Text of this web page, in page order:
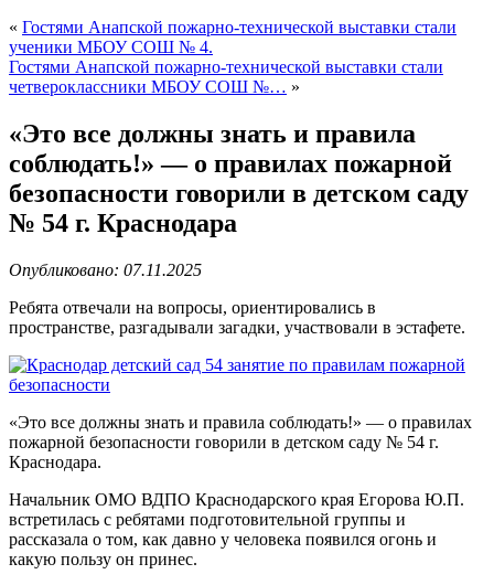
« Гостями Анапской пожарно-технической выставки стали
ученики МБОУ СОШ № 4.
Гостями Анапской пожарно-технической выставки стали
четвероклассники МБОУ СОШ №… »
«Это все должны знать и правила
соблюдать!» — о правилах пожарной
безопасности говорили в детском саду
№ 54 г. Краснодара
Опубликовано: 07.11.2025
Ребята отвечали на вопросы, ориентировались в
пространстве, разгадывали загадки, участвовали в эстафете.
«Это все должны знать и правила соблюдать!» — о правилах
пожарной безопасности говорили в детском саду № 54 г.
Краснодара.
Начальник ОМО ВДПО Краснодарского края Егорова Ю.П.
встретилась с ребятами подготовительной группы и
рассказала о том, как давно у человека появился огонь и
какую пользу он принес.